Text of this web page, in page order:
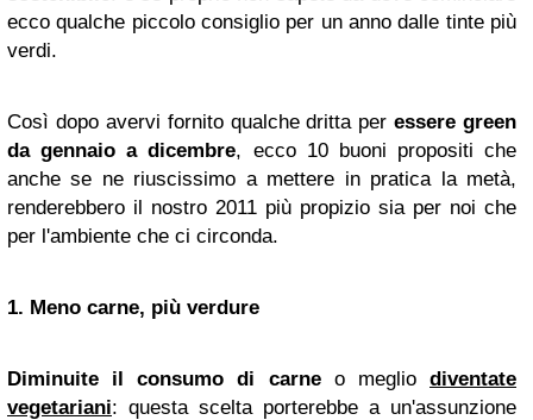
ecco qualche piccolo consiglio per un anno dalle tinte più
verdi.
Così dopo avervi fornito qualche dritta peressere green
da gennaio a dicembre, ecco 10 buoni propositi che
anche se ne riuscissimo a mettere in pratica la metà,
renderebbero il nostro 2011 più propizio sia per noi che
per l'ambiente che ci circonda.
1. Meno carne, più verdure
Diminuite il consumo di carneo megliodiventate
vegetariani: questa scelta porterebbe a un'assunzione